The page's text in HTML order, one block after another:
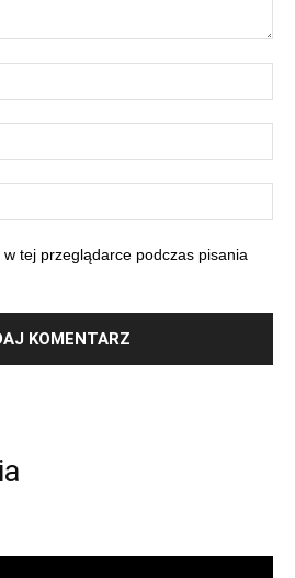
tej przeglądarce podczas pisania